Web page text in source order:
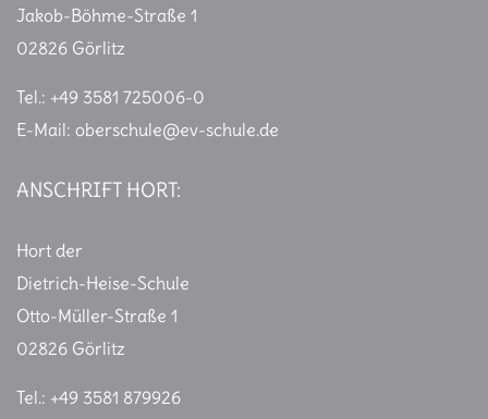
Jakob-Böhme-Straße 1
02826 Görlitz
Tel.: +49 3581 725006-0
E-Mail: oberschule@ev-schule.de
ANSCHRIFT HORT:
Hort der
Dietrich-Heise-Schule
Otto-Müller-Straße 1
02826 Görlitz
Tel.: +49 3581 879926